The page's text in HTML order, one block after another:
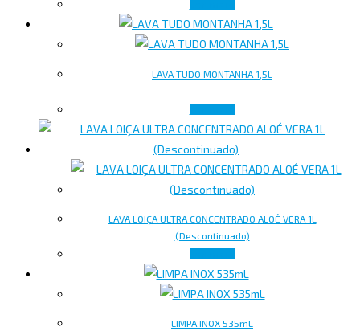
LAVA TUDO MONTANHA 1,5L
LAVA LOIÇA ULTRA CONCENTRADO ALOÉ VERA 1L
(Descontinuado)
LIMPA INOX 535mL